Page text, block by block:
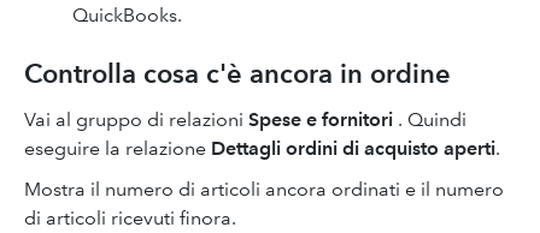
QuickBooks.
Controlla cosa c'è ancora in ordine
Vai al gruppo di relazioni Spese e fornitori . Quindi
eseguire la relazione Dettagli ordini di acquisto aperti.
Mostra il numero di articoli ancora ordinati e il numero
di articoli ricevuti finora.